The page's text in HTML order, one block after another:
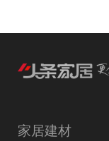
家居建材